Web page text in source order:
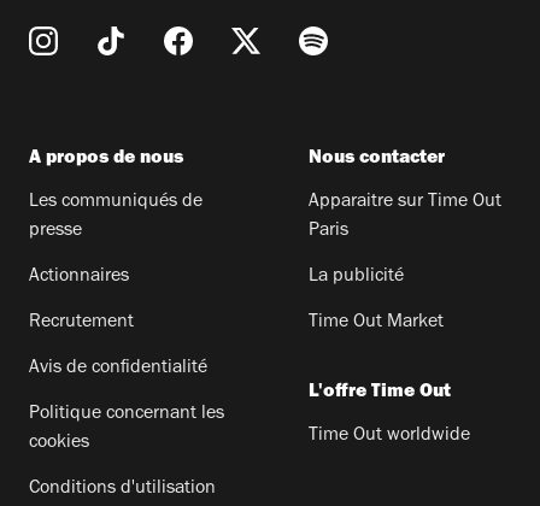
A propos de nous
Les communiqués de
presse
Actionnaires
Recrutement
Avis de confidentialité
Politique concernant les
cookies
Conditions d'utilisation
Nous contacter
Apparaitre sur Time Out
Paris
La publicité
Time Out Market
L'offre Time Out
Time Out worldwide